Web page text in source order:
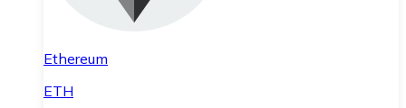
Ethereum
ETH